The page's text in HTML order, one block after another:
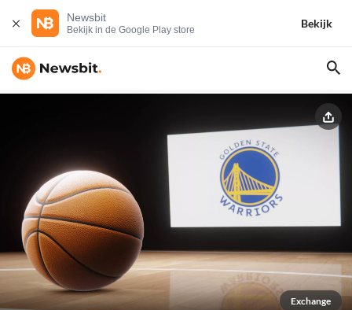
Newsbit
Bekijk in de Google Play store
Bekijk
Exchange